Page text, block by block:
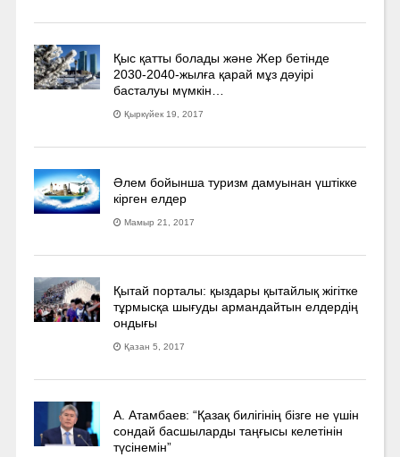
Қыс қатты болады және Жер бетінде
2030-2040­-жылға қарай мұз дәуірі
басталуы мүмкін…
Қыркүйек 19, 2017
Әлем бойынша туризм дамуынан үштікке
кірген елдер
Мамыр 21, 2017
Қытай порталы: қыздары қытайлық жігітке
тұрмысқа шығуды армандайтын елдердің
ондығы
Қазан 5, 2017
А. Атамбаев: “Қазақ билігінің бізге не үшін
сондай басшыларды таңғысы келетінін
түсінемін”